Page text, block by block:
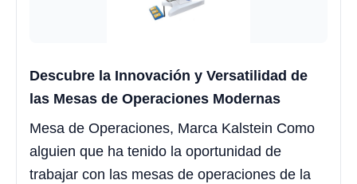
Descubre la Innovación y Versatilidad de
las Mesas de Operaciones Modernas
Mesa de Operaciones, Marca Kalstein Como
alguien que ha tenido la oportunidad de
trabajar con las mesas de operaciones de la